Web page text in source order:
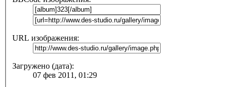
URL изображения:
Загружено (дата):
07 фев 2011, 01:29